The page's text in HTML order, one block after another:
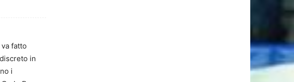
fatto
in
i